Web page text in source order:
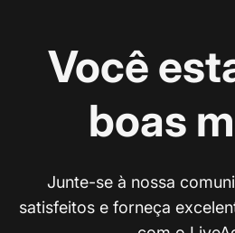
Você
boas
Junte-se à nossa
satisfeitos e forneça